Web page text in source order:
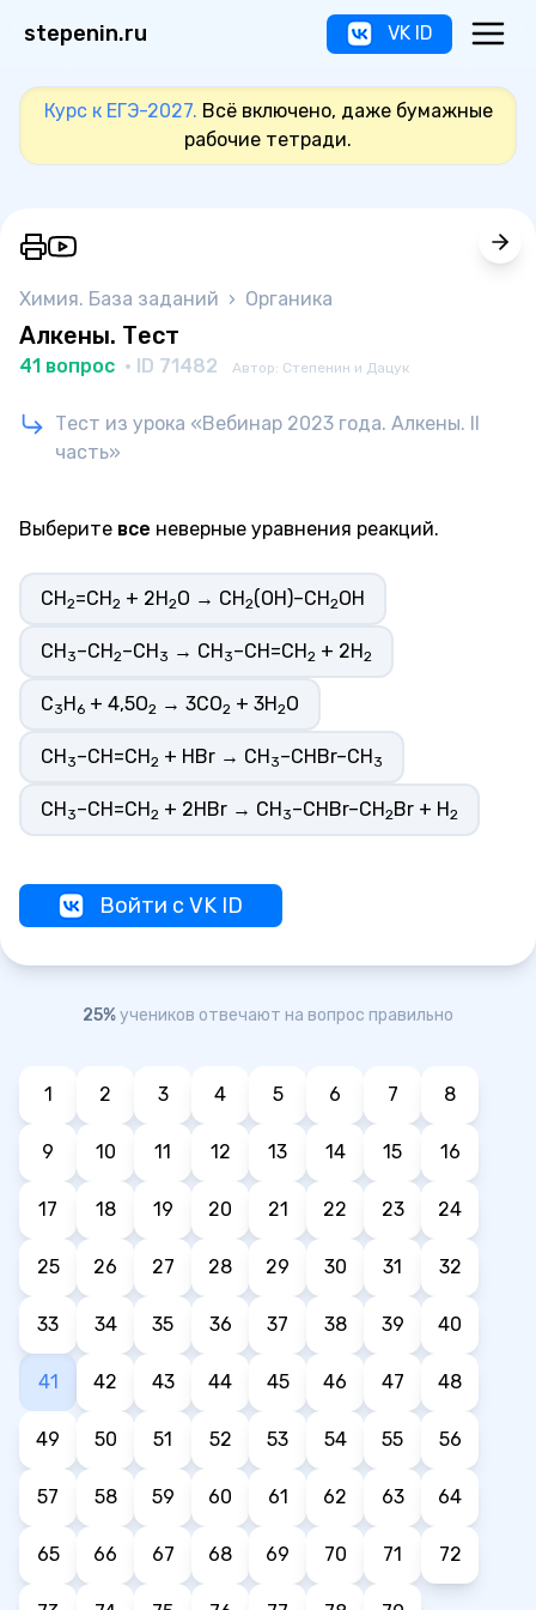
stepenin.ru VK ID
Курс к ЕГЭ-2027. Всё включено, даже бумажные
рабочие тетради.
Химия. База заданий › Органика
Алкены. Тест
41 вопрос · ID 71482 Автор: Степенин и Дацук
Тест из урока «Вебинар 2023 года. Алкены. II
часть»
Выберите все неверные уравнения реакций.
CH2=CH2 + 2H2O → CH2(OH)–CH2OH
CH3–CH2–CH3 → CH3–CH=CH2 + 2H2
C3H6 + 4,5O2 → 3CO2 + 3H2O
CH3–CH=CH2 + HBr → CH3–CHBr–CH3
CH3–CH=CH2 + 2HBr → CH3–CHBr–CH2Br + H2
Войти с VK ID
25%учеников отвечают на вопрос правильно
1 2 3 4 5 6 7 8
9 10 11 12 13 14 15 16
17 18 19 20 21 22 23 24
25 26 27 28 29 30 31 32
33 34 35 36 37 38 39 40
41 42 43 44 45 46 47 48
49 50 51 52 53 54 55 56
57 58 59 60 61 62 63 64
65 66 67 68 69 70 71 72